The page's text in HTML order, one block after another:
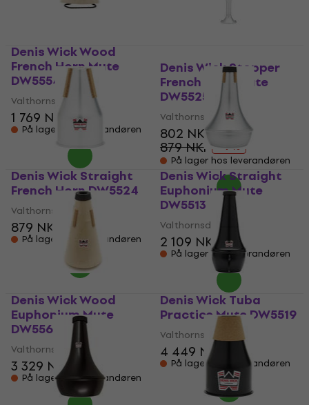
Denis Wick Wood
French Horn Mute
DW5554
Valthornsdemper
1 769 NKr
På lager hos leverandøren
Denis Wick Stopper
French Horn Mute
DW5525
Valthornsdemper
802 NKr
879 NKr
- 9 %
På lager hos leverandøren
Denis Wick Straight
French Horn DW5524
Valthornsdemper
879 NKr
På lager hos leverandøren
Denis Wick Straight
Euphonium Mute
DW5513
Valthornsdemper
2 109 NKr
På lager hos leverandøren
Denis Wick Wood
Euphonium Mute
DW5562
Valthornsdemper
3 329 NKr
På lager hos leverandøren
Denis Wick Tuba
Practice Mute DW5519
Valthornsdemper
4 449 NKr
På lager hos leverandøren